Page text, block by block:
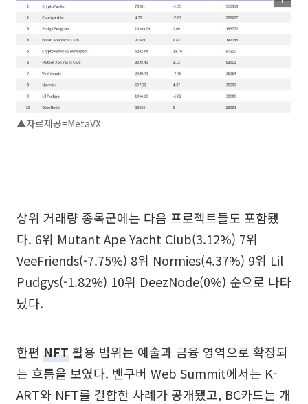
▲자료제공=MetaVX
상위 거래량 종목군에는 다음 프로젝트들도 포함됐
다. 6위 Mutant Ape Yacht Club(3.12%) 7위
VeeFriends(-7.75%) 8위 Normies(4.37%) 9위 Lil
Pudgys(-1.82%) 10위 DeezNode(0%) 순으로 나타
났다.
한편 NFT활용 범위는 예술과 금융 영역으로 확장되
는 흐름을 보였다. 밴쿠버 Web Summit에서는 K-
ART와 NFT를 결합한 사례가 공개됐고, BC카드는 개